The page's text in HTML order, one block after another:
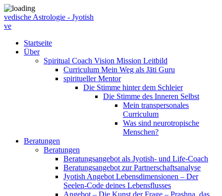
vedische Astrologie - Jyotish
ve
Startseite
Über
Spiritual Coach Vision Mission Leitbild
Curriculum Mein Weg als Jāti Guru
spiritueller Mentor
Die Stimme hinter dem Schleier
Die Stimme des Inneren Selbst
Mein transpersonales
Curriculum
Was sind neurotropische
Menschen?
Beratungen
Beratungen
Beratungsangebot als Jyotish- und Life-Coach
Beratungsangebot zur Partnerschaftsanalyse
Jyotish Angebot Lebensdimensionen – Der
Seelen-Code deines Lebensflusses
Angebot – Die Kunst der Frage – Prashna, das